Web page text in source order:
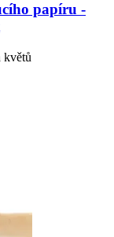
papíru -​
květů